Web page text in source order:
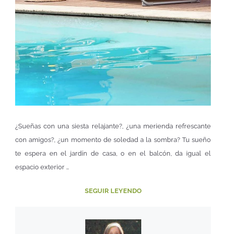
¿Sueñas con una siesta relajante?, ¿una merienda refrescante
con amigos?, ¿un momento de soledad a la sombra? Tu sueño
te espera en el jardín de casa, o en el balcón, da igual el
espacio exterior …
SEGUIR LEYENDO